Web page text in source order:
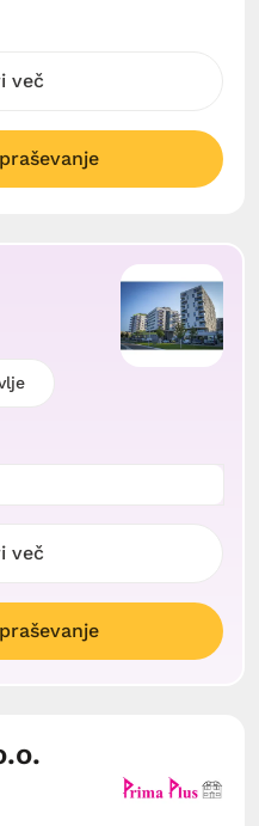
več
več